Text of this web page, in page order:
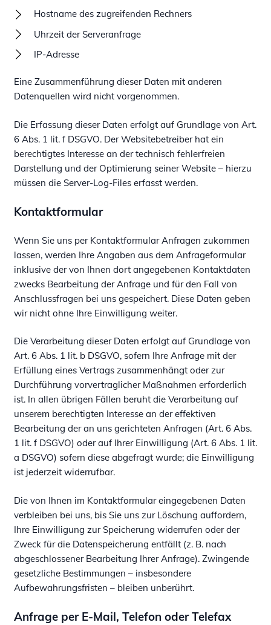
Hostname des zugreifenden Rechners
Uhrzeit der Serveranfrage
IP-Adresse
Eine Zusammenführung dieser Daten mit anderen
Datenquellen wird nicht vorgenommen.
Die Erfassung dieser Daten erfolgt auf Grundlage von Art.
6 Abs. 1 lit. f DSGVO. Der Websitebetreiber hat ein
berechtigtes Interesse an der technisch fehlerfreien
Darstellung und der Optimierung seiner Website – hierzu
müssen die Server-Log-Files erfasst werden.
Kontaktformular
Wenn Sie uns per Kontaktformular Anfragen zukommen
lassen, werden Ihre Angaben aus dem Anfrageformular
inklusive der von Ihnen dort angegebenen Kontaktdaten
zwecks Bearbeitung der Anfrage und für den Fall von
Anschlussfragen bei uns gespeichert. Diese Daten geben
wir nicht ohne Ihre Einwilligung weiter.
Die Verarbeitung dieser Daten erfolgt auf Grundlage von
Art. 6 Abs. 1 lit. b DSGVO, sofern Ihre Anfrage mit der
Erfüllung eines Vertrags zusammenhängt oder zur
Durchführung vorvertraglicher Maßnahmen erforderlich
ist. In allen übrigen Fällen beruht die Verarbeitung auf
unserem berechtigten Interesse an der effektiven
Bearbeitung der an uns gerichteten Anfragen (Art. 6 Abs.
1 lit. f DSGVO) oder auf Ihrer Einwilligung (Art. 6 Abs. 1 lit.
a DSGVO) sofern diese abgefragt wurde; die Einwilligung
ist jederzeit widerrufbar.
Die von Ihnen im Kontaktformular eingegebenen Daten
verbleiben bei uns, bis Sie uns zur Löschung auffordern,
Ihre Einwilligung zur Speicherung widerrufen oder der
Zweck für die Datenspeicherung entfällt (z. B. nach
abgeschlossener Bearbeitung Ihrer Anfrage). Zwingende
gesetzliche Bestimmungen – insbesondere
Aufbewahrungsfristen – bleiben unberührt.
Anfrage per E-Mail, Telefon oder Telefax